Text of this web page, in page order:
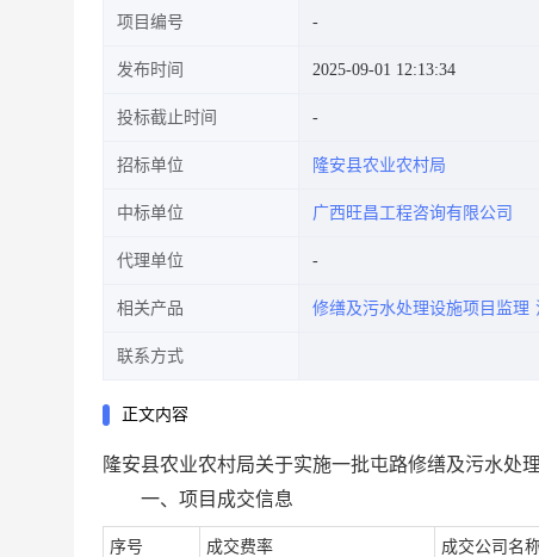
项目编号
发布时间 2025-09-01 12:13:34
投标截止时间
招标单位 隆安县农业农村局
中标单位 广西旺昌工程咨询有限公司
代理单位
相关产品 修缮及污水处理设施项目监理
联系方式
正文内容
隆安县农业农村局关于实施一批屯路修缮及污水处
一、项目成交信息
序号 成交费率 成交公司名